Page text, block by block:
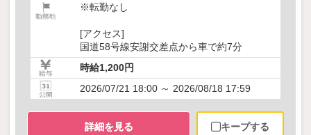
※転勤なし
[アクセス]
国道58号線安謝交差点から車で約7分
時給1,200円
2026/07/21 18:00 ～ 2026/08/18 17:59
詳細を見る キープする